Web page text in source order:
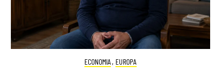
ECONOMIA , EUROPA